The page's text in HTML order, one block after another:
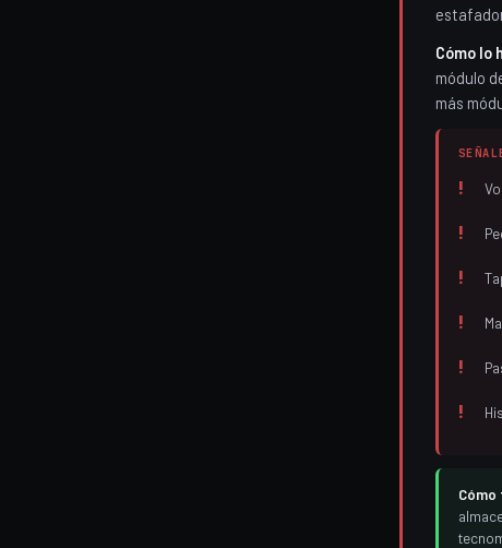
Cómo lo
módulo
más